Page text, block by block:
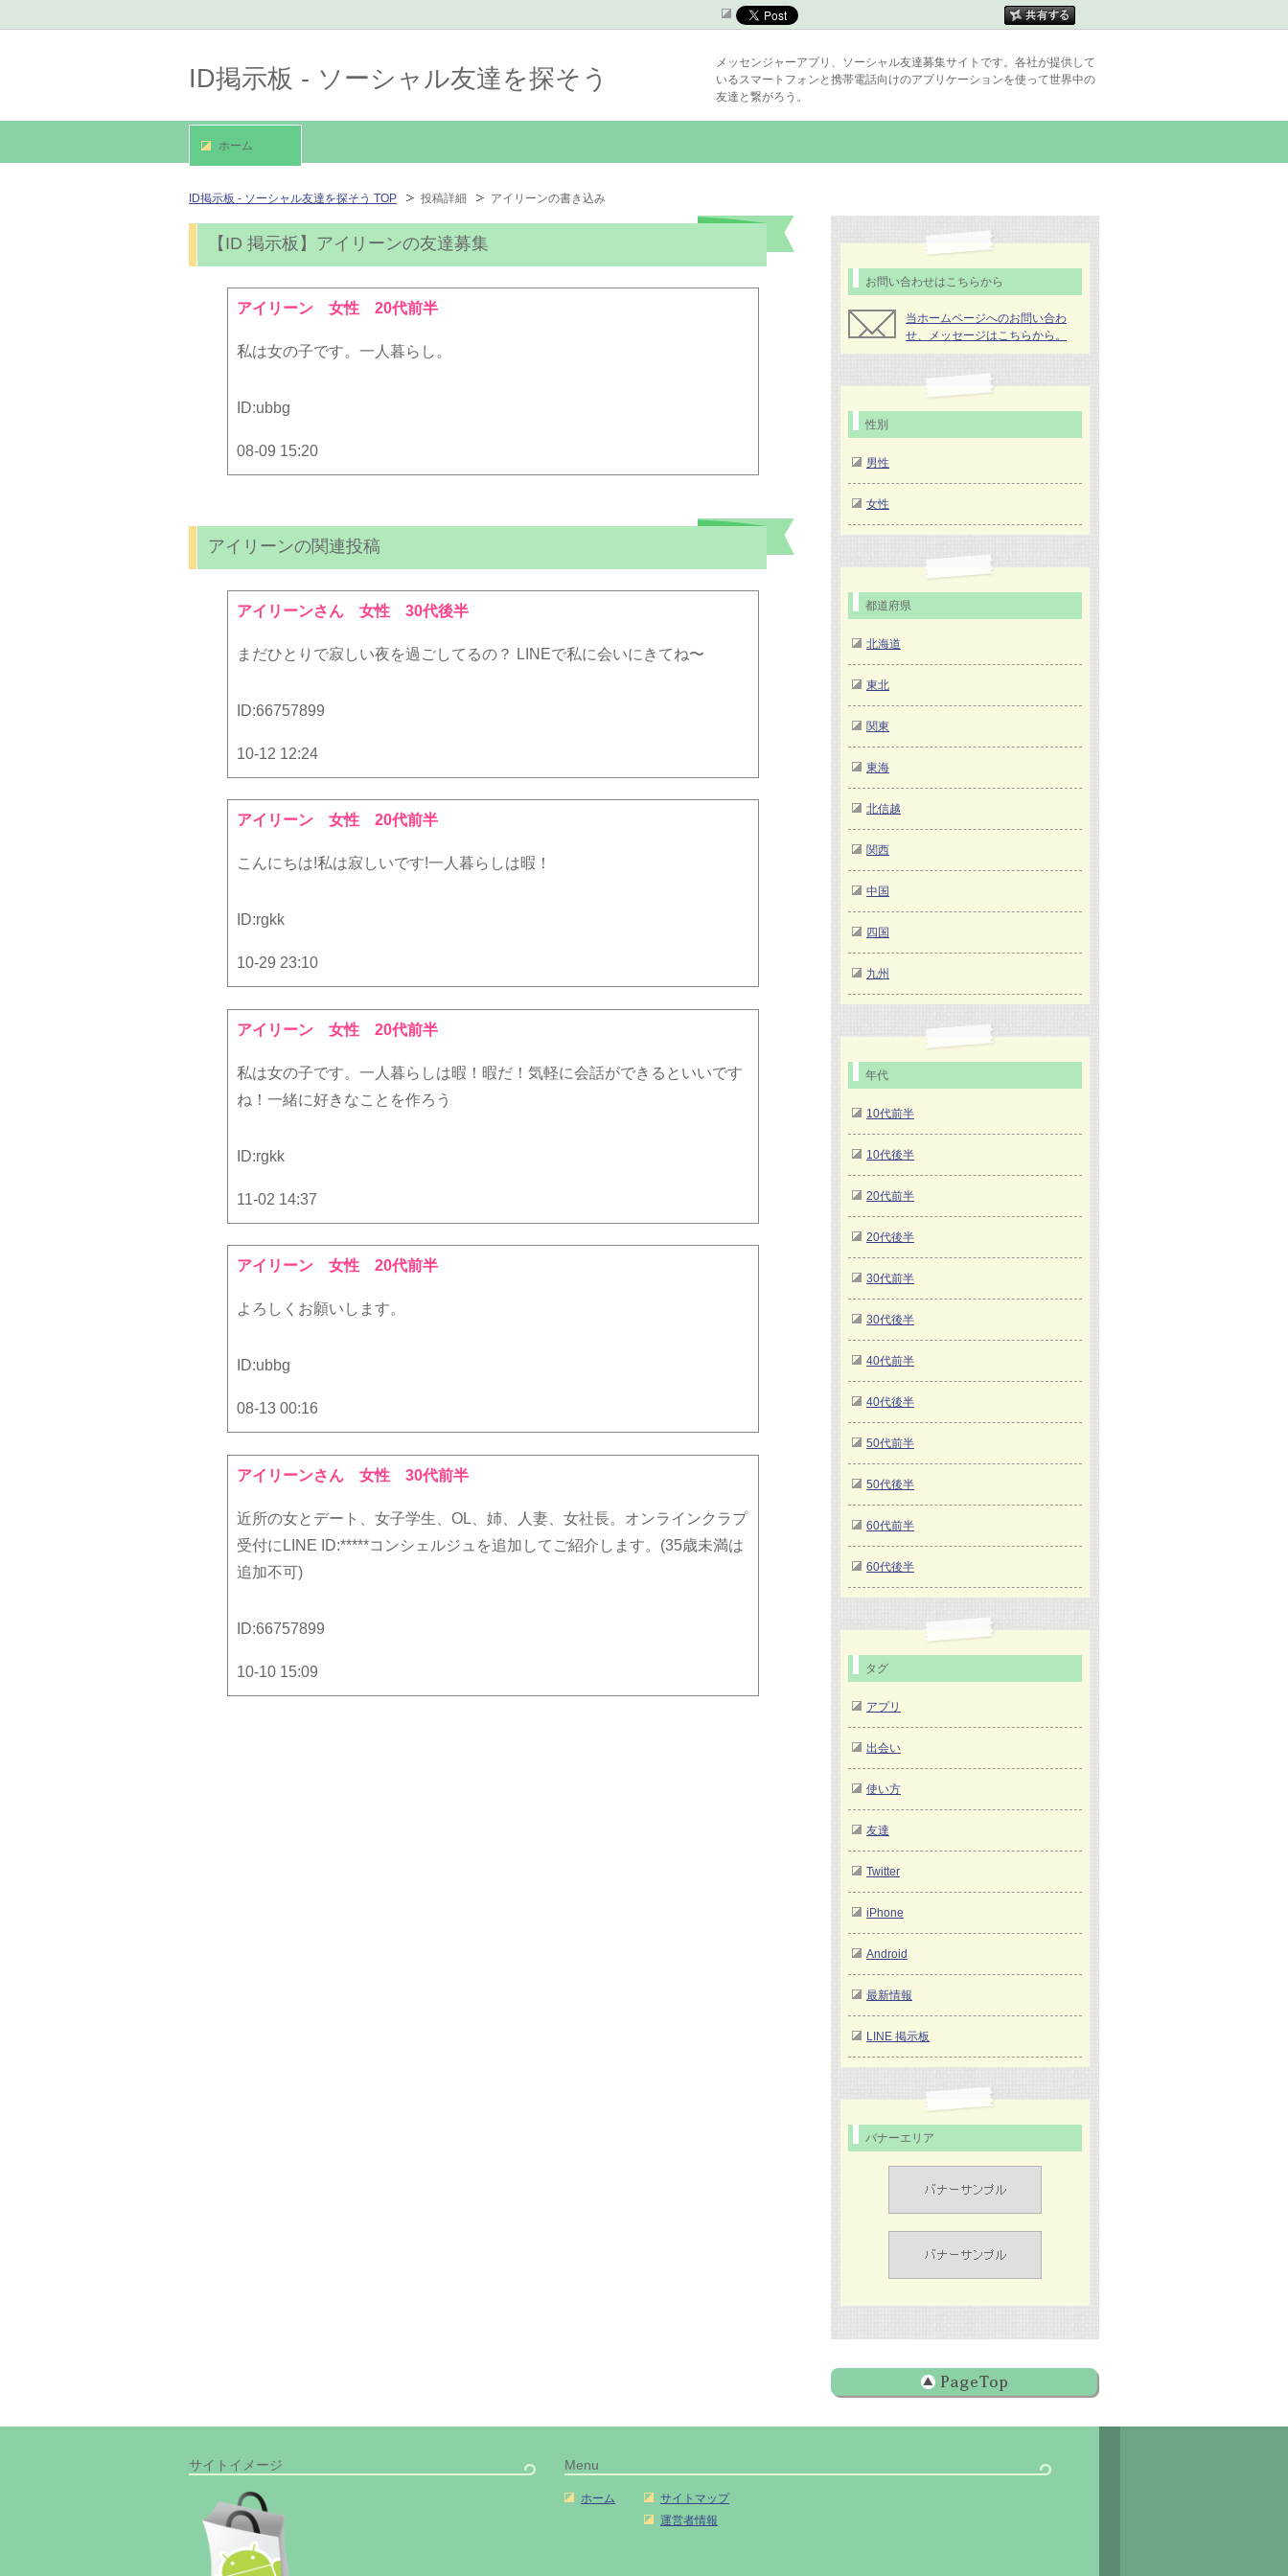
ID掲示板 - ソーシャル友達を探そう TOP 投稿詳細 アイリーンの書き込み
【ID 掲示板】アイリーンの友達募集
アイリーン 女性 20代前半
私は女の子です。一人暮らし。
ID:ubbg
08-09 15:20
アイリーンの関連投稿
アイリーンさん 女性 30代後半
まだひとりで寂しい夜を過ごしてるの？ LINEで私に会いにきてね〜
ID:66757899
10-12 12:24
アイリーン 女性 20代前半
こんにちは!私は寂しいです!一人暮らしは暇！
ID:rgkk
10-29 23:10
アイリーン 女性 20代前半
私は女の子です。一人暮らしは暇！暇だ！気軽に会話ができるといいです
ね！一緒に好きなことを作ろう
ID:rgkk
11-02 14:37
アイリーン 女性 20代前半
よろしくお願いします。
ID:ubbg
08-13 00:16
アイリーンさん 女性 30代前半
近所の女とデート、女子学生、OL、姉、人妻、女社長。オンラインクラプ
受付にLINE ID:*****コンシェルジュを追加してご紹介します。(35歳未満は
追加不可)
ID:66757899
10-10 15:09
お問い合わせはこちらから
当ホームページへのお問い合わ
せ、メッセージはこちらから。
性別
男性
女性
都道府県
北海道
東北
関東
東海
北信越
関西
中国
四国
九州
年代
10代前半
10代後半
20代前半
20代後半
30代前半
30代後半
40代前半
40代後半
50代前半
50代後半
60代前半
60代後半
タグ
アプリ
出会い
使い方
友達
Twitter
iPhone
Android
最新情報
LINE 掲示板
バナーエリア
サイトイメージ Menu
ホーム
サイトマップ
運営者情報
ID掲示板 - ソーシャル友達を探そう
メッセンジャーアプリ、ソーシャル友達募集サイトです。各社が提供して
いるスマートフォンと携帯電話向けのアプリケーションを使って世界中の
友達と繋がろう。
ホーム